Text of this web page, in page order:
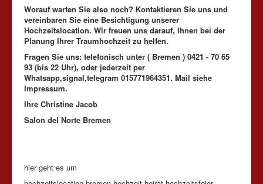
Worauf warten Sie also noch? Kontaktieren Sie uns und
vereinbaren Sie eine Besichtigung unserer
Hochzeitslocation. Wir freuen uns darauf, Ihnen bei der
Planung Ihrer Traumhochzeit zu helfen.
Fragen Sie uns: telefonisch unter ( Bremen ) 0421 - 70 65
93 (bis 22 Uhr), oder jederzeit per
Whatsapp,signal,telegram 015771964351. Mail siehe
Impressum.
Ihre Christine Jacob
Salon del Norte Bremen
hier geht es um